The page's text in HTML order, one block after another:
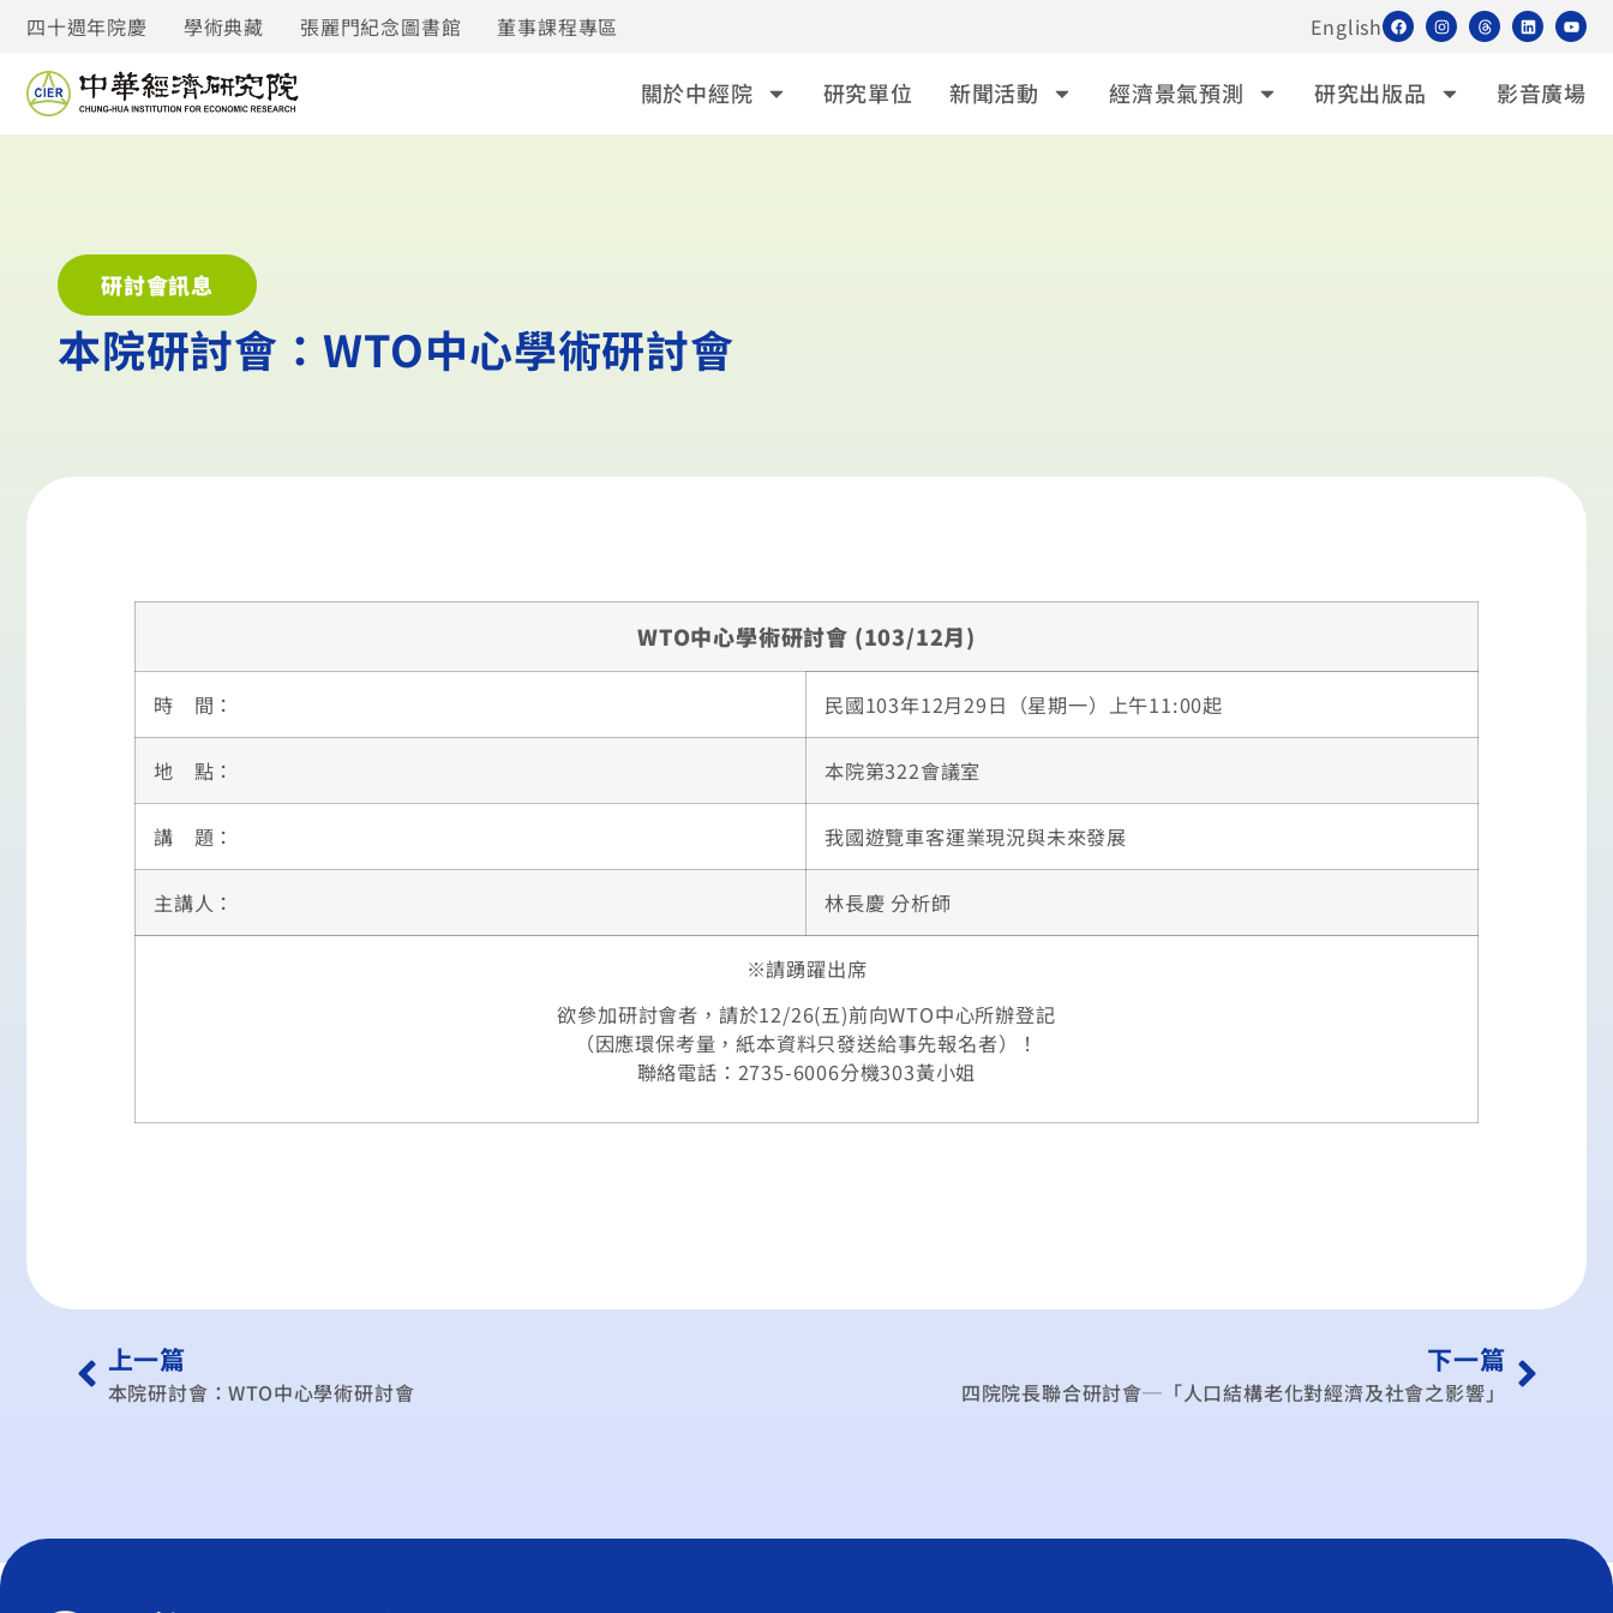
四十週年院慶 學術典藏 張麗門紀念圖書館 董事課程專區 English
關於中經院 研究單位 新聞活動 經濟景氣預測 研究出版品 影音廣場
研討會訊息
本院研討會：WTO中心學術研討會
WTO中心學術研討會 (103/12月)
時 間： 民國103年12月29日（星期一）上午11:00起
地 點： 本院第322會議室
講 題： 我國遊覽車客運業現況與未來發展
主講人： 林長慶 分析師
※請踴躍出席
欲參加研討會者，請於12/26(五)前向WTO中心所辦登記
（因應環保考量，紙本資料只發送給事先報名者）！
聯絡電話：2735-6006分機303黃小姐
上一篇
本院研討會：WTO中心學術研討會
下一篇
四院院長聯合研討會─「人口結構老化對經濟及社會之影響」